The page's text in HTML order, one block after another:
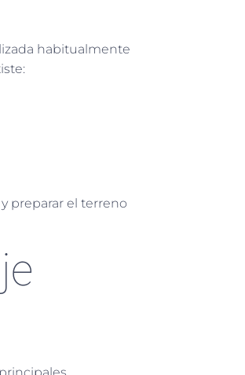
habitualmente
preparar el terreno